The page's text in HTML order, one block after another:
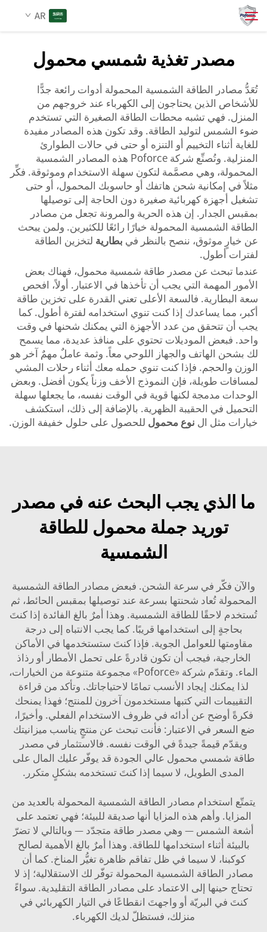
AR
المنتجات
الخدمات
الأخبار
اتصل بنا
مصدر تغذية شمسي محمول
تُعَدُّ مصادر الطاقة الشمسية المحمولة أدوات رائعة جدًّا
للأشخاص الذين يحتاجون إلى الكهرباء عند خروجهم من
المنزل. فهي تشبه محطات الطاقة الصغيرة التي تستخدم
ضوء الشمس لتوليد الطاقة. وقد تكون هذه المصادر مفيدة
للغاية أثناء التخييم أو التنزه أو حتى في حالات الطوارئ
المنزلية. وتُصنِّع شركة Poforce هذه المصادر الشمسية
المحمولة، وهي مصمَّمة لتكون سهلة الاستخدام وموثوقة. فكِّر
مثلاً في إمكانية شحن هاتفك أو حاسوبك المحمول، أو حتى
تشغيل أجهزة كهربائية صغيرة دون الحاجة إلى توصيلها
بمقبس الجدار. إن هذه الحرية والمرونة تجعل من مصادر
الطاقة الشمسية المحمولة خيارًا رائعًا للكثيرين. ولمن يبحث
عن خيارٍ موثوق، ننصح بالنظر في بطارية لتخزين الطاقة
لفترات أطول.
عندما تبحث عن مصدر طاقة شمسية محمول، فهناك بعض
الأمور المهمة التي يجب أن تأخذها في الاعتبار. أولاً، افحص
سعة البطارية. فالسعة الأعلى تعني القدرة على تخزين طاقة
أكبر، مما يساعدك إذا كنت تنوي استخدامه لفترة أطول. كما
يجب أن تتحقق من عدد الأجهزة التي يمكنك شحنها في وقت
واحد. فبعض الموديلات تحتوي على منافذ عديدة، مما يسمح
لك بشحن الهاتف والجهاز اللوحي معاً. وثمة عاملٌ مهمٌ آخر هو
الوزن والحجم. فإذا كنت تنوي حمله معك أثناء رحلات المشي
لمسافات طويلة، فإن النموذج الأخف وزناً يكون أفضل. وبعض
الوحدات مدمجة لكنها قوية في الوقت نفسه، ما يجعلها سهلة
التحميل في الحقيبة الظهرية. بالإضافة إلى ذلك، استكشف
خيارات مثل ال نوع محمول للحصول على حلول خفيفة الوزن.
ما الذي يجب البحث عنه في مصدر
توريد جملة محمول للطاقة
الشمسية
والآن فكّر في سرعة الشحن. فبعض مصادر الطاقة الشمسية
المحمولة تُعاد شحنتها بسرعة عند توصيلها بمقبس الحائط، ثم
تُستخدم لاحقًا للطاقة الشمسية. وهذا أمرٌ بالغ الفائدة إذا كنتَ
بحاجةٍ إلى استخدامها قريبًا. كما يجب الانتباه إلى درجة
مقاومتها للعوامل الجوية. فإذا كنتَ ستستخدمها في الأماكن
الخارجية، فيجب أن تكون قادرةً على تحمل الأمطار أو رذاذ
الماء. وتقدّم شركة «Poforce» مجموعة متنوعة من الخيارات،
لذا يمكنك إيجاد الأنسب تمامًا لاحتياجاتك. وتأكد من قراءة
التقييمات التي كتبها مستخدمون آخرون للمنتج؛ فهذا يمنحك
فكرةً أوضح عن أدائه في ظروف الاستخدام الفعلي. وأخيرًا،
ضع السعر في الاعتبار: فأنت تبحث عن منتجٍ يناسب ميزانيتك
ويقدّم قيمةً جيدةً في الوقت نفسه. فالاستثمار في مصدر
طاقة شمسي محمول عالي الجودة قد يوفّر عليك المال على
المدى الطويل، لا سيما إذا كنتَ تستخدمه بشكلٍ متكرر.
يتمتّع استخدام مصادر الطاقة الشمسية المحمولة بالعديد من
المزايا. وأهم هذه المزايا أنها صديقة للبيئة؛ فهي تعتمد على
أشعة الشمس — وهي مصدر طاقة متجدّد — وبالتالي لا تضرّ
بالبيئة أثناء استخدامها للطاقة. وهذا أمرٌ بالغ الأهمية لصالح
كوكبنا، لا سيما في ظل تفاقم ظاهرة تغيُّر المناخ. كما أن
مصادر الطاقة الشمسية المحمولة توفّر لك الاستقلالية؛ إذ لا
تحتاج حينها إلى الاعتماد على مصادر الطاقة التقليدية. سواءً
كنتَ في البريّة أو واجهتَ انقطاعًا في التيار الكهربائي في
منزلك، فستظلّ لديك الكهرباء.